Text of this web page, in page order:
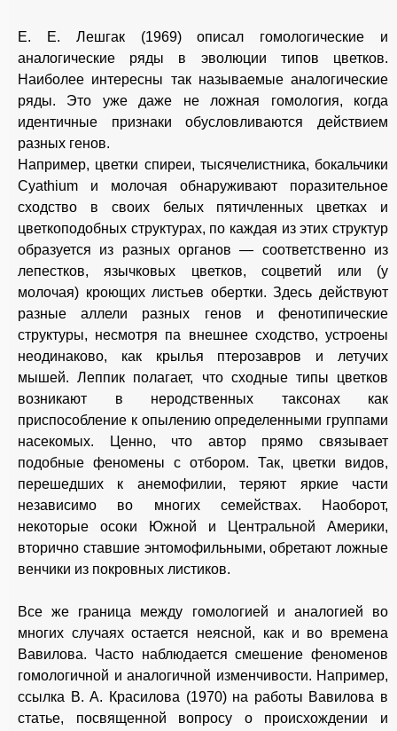
Е. Е. Лешгак (1969) описал гомологические и
аналогические ряды в эволюции типов цветков.
Наиболее интересны так называемые аналогические
ряды. Это уже даже не ложная гомология, когда
идентичные признаки обусловливаются действием
разных генов.
Например, цветки спиреи, тысячелистника, бокальчики
Cyathium и молочая обнаруживают поразительное
сходство в своих белых пятичленных цветках и
цветкоподобных структурах, по каждая из этих структур
образуется из разных органов — соответственно из
лепестков, язычковых цветков, соцветий или (у
молочая) кроющих листьев обертки. Здесь действуют
разные аллели разных генов и фенотипические
структуры, несмотря па внешнее сходство, устроены
неодинаково, как крылья птерозавров и летучих
мышей. Леппик полагает, что сходные типы цветков
возникают в неродственных таксонах как
приспособление к опылению определенными группами
насекомых. Ценно, что автор прямо связывает
подобные феномены с отбором. Так, цветки видов,
перешедших к анемофилии, теряют яркие части
независимо во многих семействах. Наоборот,
некоторые осоки Южной и Центральной Америки,
вторично ставшие энтомофильными, обретают ложные
венчики из покровных листиков.
Все же граница между гомологией и аналогией во
многих случаях остается неясной, как и во времена
Вавилова. Часто наблюдается смешение феноменов
гомологичной и аналогичной изменчивости. Например,
ссылка В. А. Красилова (1970) на работы Вавилова в
статье, посвященной вопросу о происхождении и